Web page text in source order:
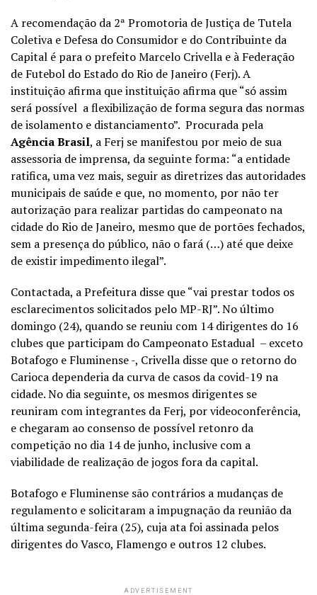
A recomendação da 2ª Promotoria de Justiça de Tutela
Coletiva e Defesa do Consumidor e do Contribuinte da
Capital é para o prefeito Marcelo Crivella e à Federação
de Futebol do Estado do Rio de Janeiro (Ferj). A
instituição afirma que instituição afirma que “só assim
será possível a flexibilização de forma segura das normas
de isolamento e distanciamento”. Procurada pela
Agência Brasil, a Ferj se manifestou por meio de sua
assessoria de imprensa, da seguinte forma: “a entidade
ratifica, uma vez mais, seguir as diretrizes das autoridades
municipais de saúde e que, no momento, por não ter
autorização para realizar partidas do campeonato na
cidade do Rio de Janeiro, mesmo que de portões fechados,
sem a presença do público, não o fará (…) até que deixe
de existir impedimento ilegal”.
Contactada, a Prefeitura disse que “vai prestar todos os
esclarecimentos solicitados pelo MP-RJ”. No último
domingo (24), quando se reuniu com 14 dirigentes do 16
clubes que participam do Campeonato Estadual – exceto
Botafogo e Fluminense -, Crivella disse que o retorno do
Carioca dependeria da curva de casos da covid-19 na
cidade. No dia seguinte, os mesmos dirigentes se
reuniram com integrantes da Ferj, por videoconferência,
e chegaram ao consenso de possível retonro da
competição no dia 14 de junho, inclusive com a
viabilidade de realização de jogos fora da capital.
Botafogo e Fluminense são contrários a mudanças de
regulamento e solicitaram a impugnação da reunião da
última segunda-feira (25), cuja ata foi assinada pelos
dirigentes do Vasco, Flamengo e outros 12 clubes.
ADVERTISEMENT